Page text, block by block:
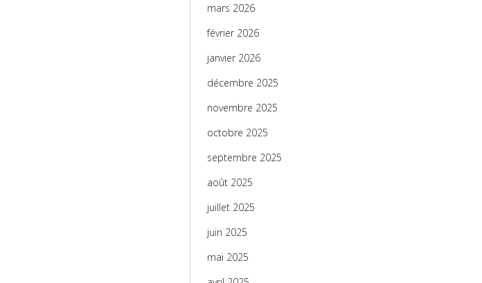
mars 2026
février 2026
janvier 2026
décembre 2025
novembre 2025
octobre 2025
septembre 2025
août 2025
juillet 2025
juin 2025
mai 2025